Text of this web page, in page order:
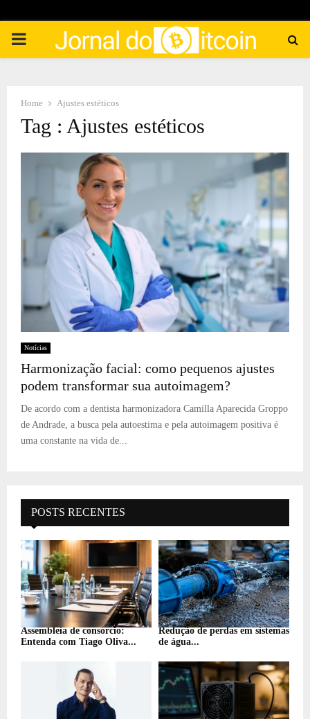
PRIMARY
Home Ajustes estéticos
Tag : Ajustes estéticos
Notícias
Harmonização facial: como pequenos ajustes
podem transformar sua autoimagem?
De acordo com a dentista harmonizadora Camilla Aparecida Groppo
de Andrade, a busca pela autoestima e pela autoimagem positiva é
uma constante na vida de...
POSTS RECENTES
Assembleia de consórcio:
Entenda com Tiago Oliva...
Redução de perdas em sistemas
de água...